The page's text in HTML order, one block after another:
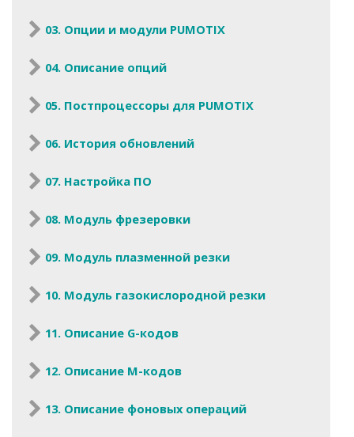
03. Опции и модули PUMOTIX
04. Описание опций
05. Постпроцессоры для PUMOTIX
06. История обновлений
07. Настройка ПО
08. Модуль фрезеровки
09. Модуль плазменной резки
10. Модуль газокислородной резки
11. Описание G-кодов
12. Описание M-кодов
13. Описание фоновых операций